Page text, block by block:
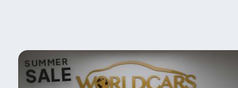
SUMMER
SALE